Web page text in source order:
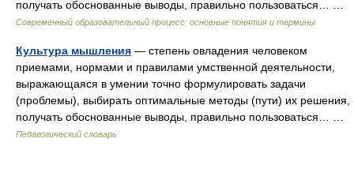
получать обоснованные выводы, правильно пользоваться… …
Современный образовательный процесс: основные понятия и термины
Культура мышления — степень овладения человеком
приемами, нормами и правилами умственной деятельности,
выражающаяся в умении точно формулировать задачи
(проблемы), выбирать оптимальные методы (пути) их решения,
получать обоснованные выводы, правильно пользоваться… …
Педагогический словарь